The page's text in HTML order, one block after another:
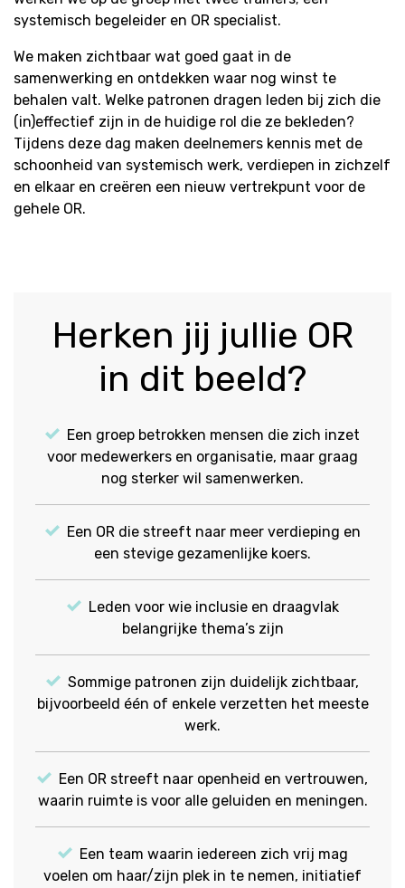
systemisch begeleider en OR specialist.
We maken zichtbaar wat goed gaat in de
samenwerking en ontdekken waar nog winst te
behalen valt. Welke patronen dragen leden bij zich die
(in)effectief zijn in de huidige rol die ze bekleden?
Tijdens deze dag maken deelnemers kennis met de
schoonheid van systemisch werk, verdiepen in zichzelf
en elkaar en creëren een nieuw vertrekpunt voor de
gehele OR.
Herken jij jullie OR
in dit beeld?
Een groep betrokken mensen die zich inzet
voor medewerkers en organisatie, maar graag
nog sterker wil samenwerken.
Een OR die streeft naar meer verdieping en
een stevige gezamenlijke koers.
Leden voor wie inclusie en draagvlak
belangrijke thema’s zijn
Sommige patronen zijn duidelijk zichtbaar,
bijvoorbeeld één of enkele verzetten het meeste
werk.
Een OR streeft naar openheid en vertrouwen,
waarin ruimte is voor alle geluiden en meningen.
Een team waarin iedereen zich vrij mag
voelen om haar/zijn plek in te nemen, initiatief